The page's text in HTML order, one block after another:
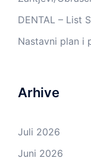
DENTAL – List
Nastavni plan i
Arhive
Juli 2026
Juni 2026